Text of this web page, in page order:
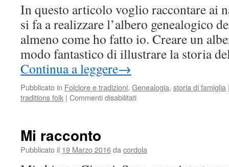
In questo articolo voglio raccontare ai
si fa a realizzare l’albero genealogico
almeno come ho fatto io. Creare un
modo fantastico di illustrare la storia
Continua a leggere→
Pubblicato in Folclore e tradizioni, Genealogia, storia di famiglia
traditions folk | Commenti disabilitatisu
della
Mi racconto
Pubblicato il 19 Marzo 2016da cordola